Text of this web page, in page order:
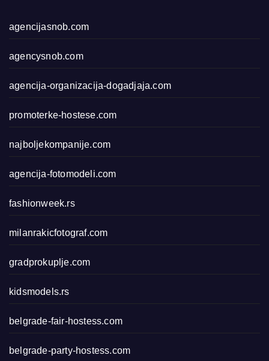
agencijasnob.com
agencysnob.com
agencija-organizacija-dogadjaja.com
promoterke-hostese.com
najboljekompanije.com
agencija-fotomodeli.com
fashionweek.rs
milanrakicfotograf.com
gradprokuplje.com
kidsmodels.rs
belgrade-fair-hostess.com
belgrade-party-hostess.com